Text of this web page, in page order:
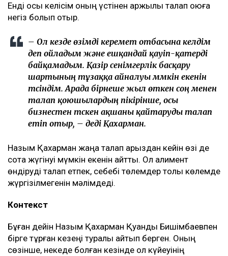
Енді осы келісім оның үстінен қаржылық талап қоюға
негіз болып отыр.
– Ол кезде өзімді керемет отбасына келдім
деп ойладым және ешқандай қауіп-қатерді
байқамадым. Қазір сенімгерлік басқару
шартының тұзаққа айналуы мүмкін екенін
түсіндім. Арада бірнеше жыл өткен соң менен
талап қоюшылардың пікірінше, осы
бизнестен түскен ақшаны қайтаруды талап
етіп отыр, – деді Қахарман.
Назым Қахарман жаңа талап арыздан кейін өзі де
сотқа жүгінуі мүмкін екенін айтты. Ол алимент
өндіруді талап етпек, себебі төлемдер толық көлемде
жүргізілмегенін мәлімдеді.
Контекст
Бұған дейін Назым Қахарман Қуандық Бишімбаевпен
бірге тұрған кезеңі туралы айтып берген. Оның
сөзінше, некеде болған кезінде ол күйеуінің